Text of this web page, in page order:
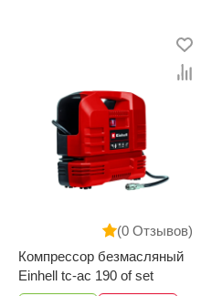
(0 Отзывов)
Компрессор безмасляный
Einhell tc-ac 190 of set